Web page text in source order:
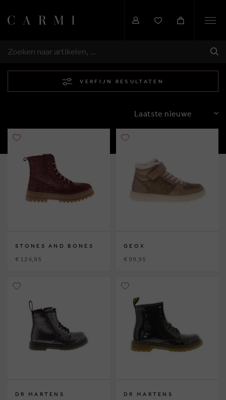
ZOEKEN
VERFIJN RESULTATEN
SORTEREN
STONES AND BONES
€ 124,95
GEOX
€ 99,95
DR MARTENS DR MARTENS